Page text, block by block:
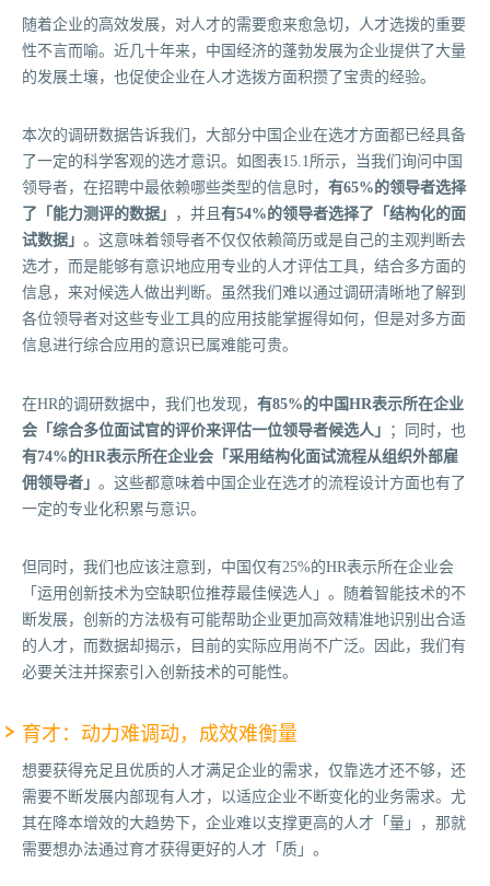
随着企业的高效发展，对人才的需要愈来愈急切，人才选拨的重要
性不言而喻。近几十年来，中国经济的蓬勃发展为企业提供了大量
的发展土壤，也促使企业在人才选拨方面积攒了宝贵的经验。
本次的调研数据告诉我们，大部分中国企业在选才方面都已经具备
了一定的科学客观的选才意识。如图表15.1所示，当我们询问中国
领导者，在招聘中最依赖哪些类型的信息时， 有65%的领导者选择
了「能力测评的数据」
，并且 有54%的领导者选择了「结构化的面
试数据」 。这意味着领导者不仅仅依赖简历或是自己的主观判断去
选才，而是能够有意识地应用专业的人才评估工具，结合多方面的
信息，来对候选人做出判断。虽然我们难以通过调研清晰地了解到
各位领导者对这些专业工具的应用技能掌握得如何，但是对多方面
信息进行综合应用的意识已属难能可贵。
在HR的调研数据中，我们也发现， 有85%的中国HR表示所在企业
会「综合多位面试官的评价来评估一位领导者候选人」
；同时，也
有74%的HR表示所在企业会「采用结构化面试流程从组织外部雇
佣领导者」 。这些都意味着中国企业在选才的流程设计方面也有了
一定的专业化积累与意识。
但同时，我们也应该注意到，中国仅有25%的HR表示所在企业会
「运用创新技术为空缺职位推荐最佳候选人」。随着智能技术的不
断发展，创新的方法极有可能帮助企业更加高效精准地识别出合适
的人才，而数据却揭示，目前的实际应用尚不广泛。因此，我们有
必要关注并探索引入创新技术的可能性。
育才：动力难调动，成效难衡量
想要获得充足且优质的人才满足企业的需求，仅靠选才还不够，还
需要不断发展内部现有人才，以适应企业不断变化的业务需求。尤
其在降本增效的大趋势下，企业难以支撑更高的人才「量」，那就
需要想办法通过育才获得更好的人才「质」。